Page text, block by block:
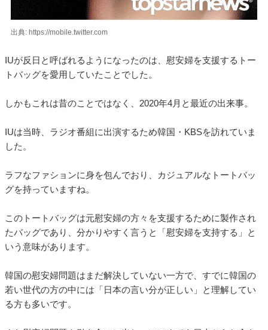
出典: https://mobile.twitter.com
IUが反日と呼ばれるようになったのは、慰安婦を支援するトー
トバッグを愛用していたことでした。
しかもこれは昔のことではなく、2020年4月と最近の出来事。
IUは当時、ラジオ番組に出演するため韓国・KBSを訪れていま
した。
ラフなファションに身を包んでおり、カジュアルなトートバッ
グを持っていますね。
このトートバッグは元慰安婦の方々を支援するために製作され
たバッグであり、分かりやすく言うと「慰安婦を支持する」と
いう意味があります。
韓国の慰安婦問題はまだ解決していない一方で、すでに韓国の
若い世代の方の中には「日本の言い分が正しい」と理解してい
る方も多いです。